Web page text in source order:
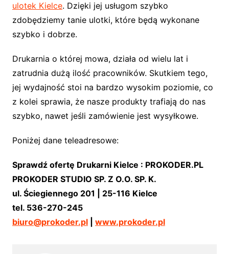
ulotek Kielce. Dzięki jej usługom szybko
zdobędziemy tanie ulotki, które będą wykonane
szybko i dobrze.
Drukarnia o której mowa, działa od wielu lat i
zatrudnia dużą ilość pracowników. Skutkiem tego,
jej wydajność stoi na bardzo wysokim poziomie, co
z kolei sprawia, że nasze produkty trafiają do nas
szybko, nawet jeśli zamówienie jest wysyłkowe.
Poniżej dane teleadresowe:
Sprawdź ofertę Drukarni Kielce : PROKODER.PL
PROKODER STUDIO SP. Z O.O. SP. K.
ul. Ściegiennego 201 | 25-116 Kielce
tel. 536-270-245
biuro@prokoder.pl| www.prokoder.pl